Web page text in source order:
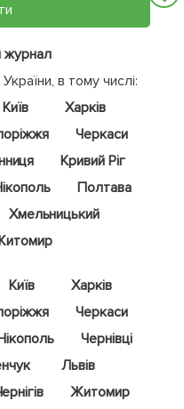
журнал
в тому числі:
Київ
Харків
Черкаси
Кривий Ріг
Полтава
Хмельницький
Київ
Харків
Черкаси
Чернівці
Львів
Житомир